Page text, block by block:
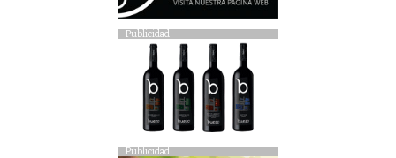
Publicidad
Publicidad